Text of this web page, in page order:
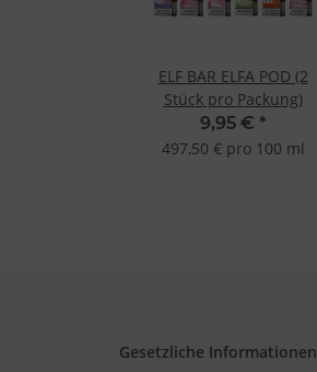
ELF BAR ELFA POD (2
Stück pro Packung)
9,95 € *
497,50 € pro 100 ml
Gesetzliche Informationen